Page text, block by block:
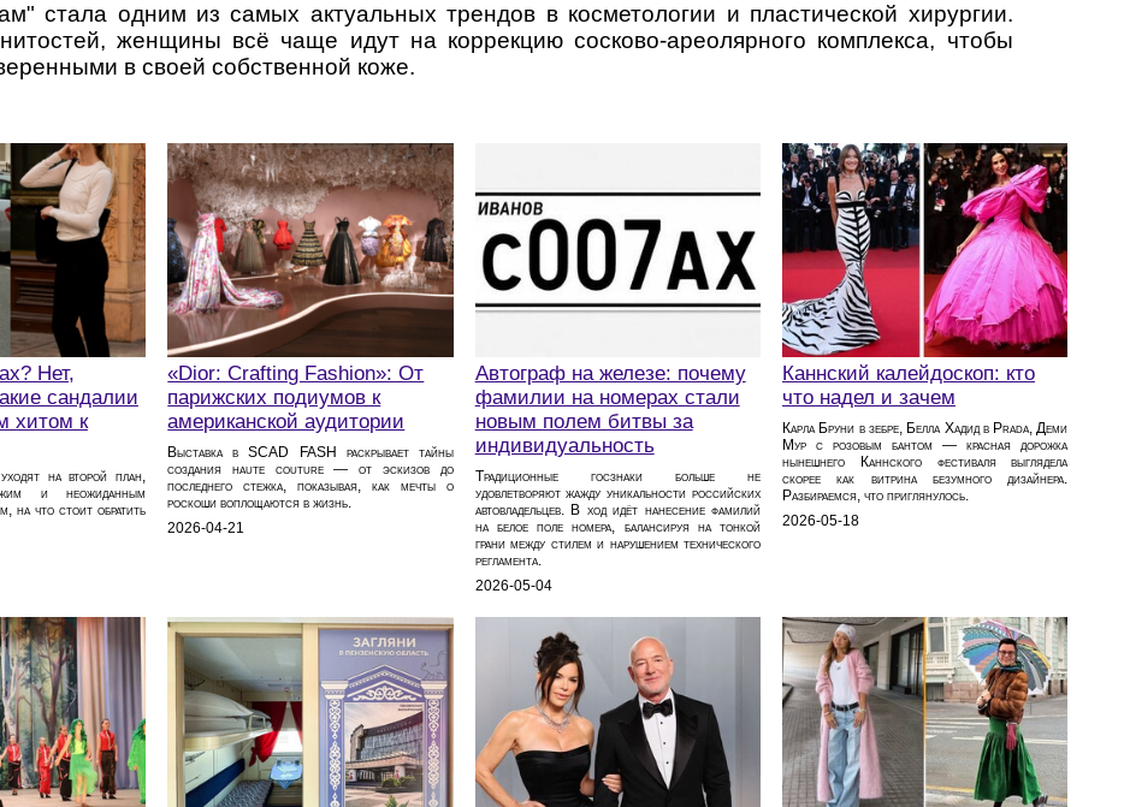
стала одним из самых актуальных трендов в косметологии и пластической хирургии.
женщины всё чаще идут на коррекцию сосково-ареолярного комплекса, чтобы
в своей собственной коже.
Нет,
сандалии
хитом к
на второй план,
и неожиданным
на что стоит обратить
«Dior: Crafting Fashion»: От
парижских подиумов к
американской аудитории
Выставка в SCAD FASH раскрывает тайны
создания haute couture — от эскизов до
последнего стежка, показывая, как мечты о
роскоши воплощаются в жизнь.
2026-04-21
Автограф на железе: почему
фамилии на номерах стали
новым полем битвы за
индивидуальность
Традиционные госзнаки больше не
удовлетворяют жажду уникальности российских
автовладельцев. В ход идёт нанесение фамилий
на белое поле номера, балансируя на тонкой
грани между стилем и нарушением технического
регламента.
2026-05-04
Каннский калейдоскоп: кто
что надел и зачем
Карла Бруни в зебре, Белла Хадид в Prada, Деми
Мур с розовым бантом — красная дорожка
нынешнего Каннского фестиваля выглядела
скорее как витрина безумного дизайнера.
Разбираемся, что приглянулось.
2026-05-18